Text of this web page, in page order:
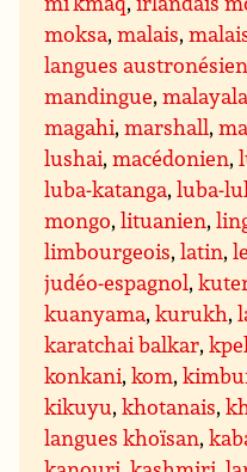
moksa,malais,
langues
mandingue,
magahi,marshall,
lushai,macédonien,
luba-katanga,luba-
mongo,lituanien,
limbourgeois,latin,
judéo-espagnol,
kuanyama,kurukh,
karatchai balkar,
konkani,kom,
kikuyu,khotanais,
langues khoïsan,